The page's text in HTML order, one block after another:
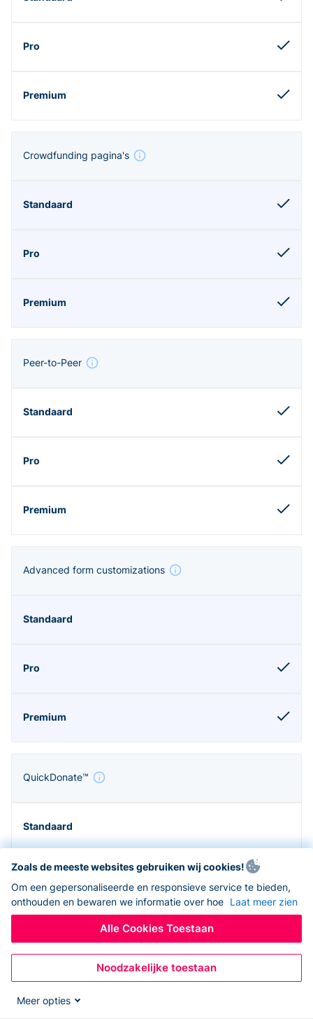
Crowdfunding pagina's
Peer-to-Peer
Advanced form customizations
QuickDonate™
Zapier en API
Zoals de meeste websites gebruiken wij cookies!
Om een gepersonaliseerde en responsieve service te bieden,
onthouden en bewaren we informatie over hoe Laat meer zien
Alle Cookies Toestaan
Noodzakelijke toestaan
Meer opties